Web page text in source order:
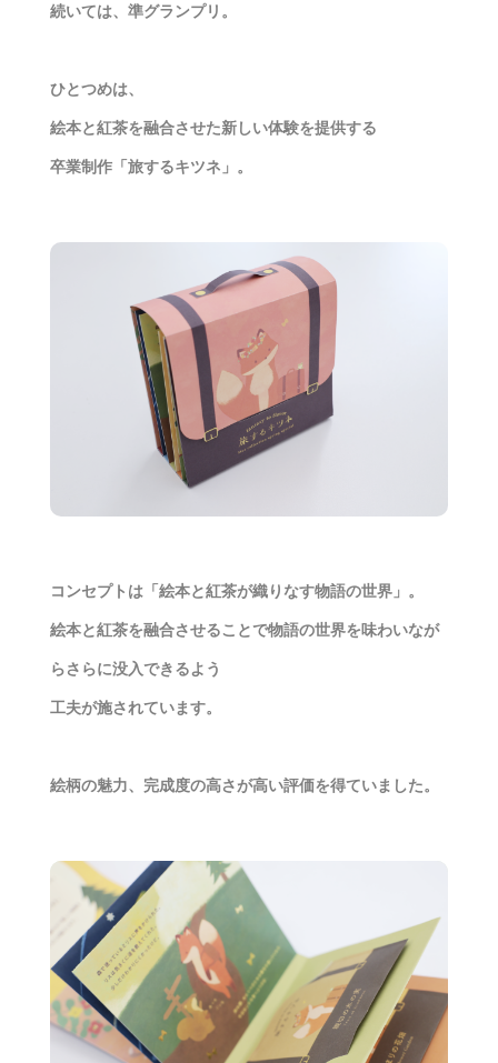
続いては、準グランプリ。
ひとつめは、
絵本と紅茶を融合させた新しい体験を提供する
卒業制作「旅するキツネ」。
コンセプトは「絵本と紅茶が織りなす物語の世界」。
絵本と紅茶を融合させることで物語の世界を味わいなが
らさらに没入できるよう
工夫が施されています。
絵柄の魅力、完成度の高さが高い評価を得ていました。